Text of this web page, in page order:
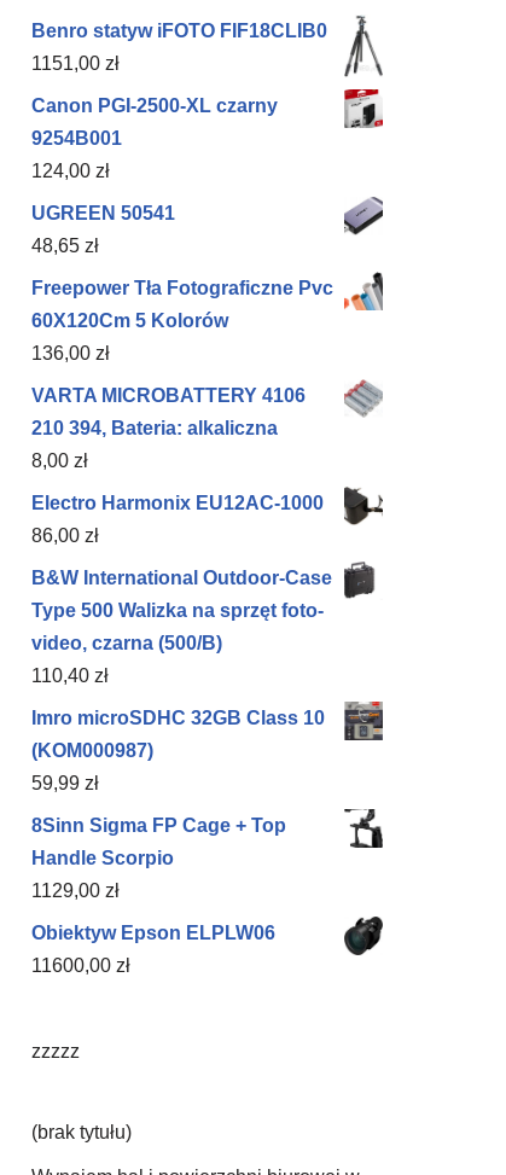
Benro statyw iFOTO FIF18CLIB0
1151,00 zł
Canon PGI-2500-XL czarny
9254B001
124,00 zł
UGREEN 50541
48,65 zł
Freepower Tła Fotograficzne Pvc
60X120Cm 5 Kolorów
136,00 zł
VARTA MICROBATTERY 4106
210 394, Bateria: alkaliczna
8,00 zł
Electro Harmonix EU12AC-1000
86,00 zł
B&W International Outdoor-Case
Type 500 Walizka na sprzęt foto-
video, czarna (500/B)
110,40 zł
Imro microSDHC 32GB Class 10
(KOM000987)
59,99 zł
8Sinn Sigma FP Cage + Top
Handle Scorpio
1129,00 zł
Obiektyw Epson ELPLW06
11600,00 zł
zzzzz
(brak tytułu)